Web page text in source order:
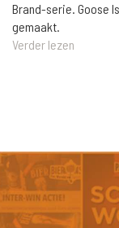
Brand-serie. Goose
gemaakt.
Verder lezen